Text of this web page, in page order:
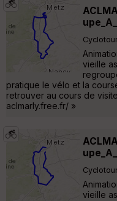
vieille
pratique le vélo et la
retrouver au cours de
aclmarly.free.fr/ »
vieille